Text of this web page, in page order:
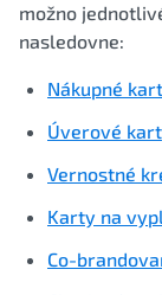
možno
nasledovne:
Nákupné
Úverové
Vernostné
Karty na
Co-